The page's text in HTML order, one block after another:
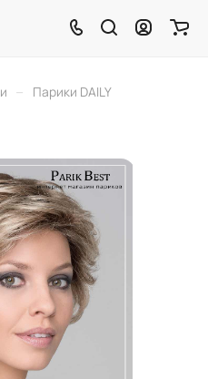
– Парики DAILY